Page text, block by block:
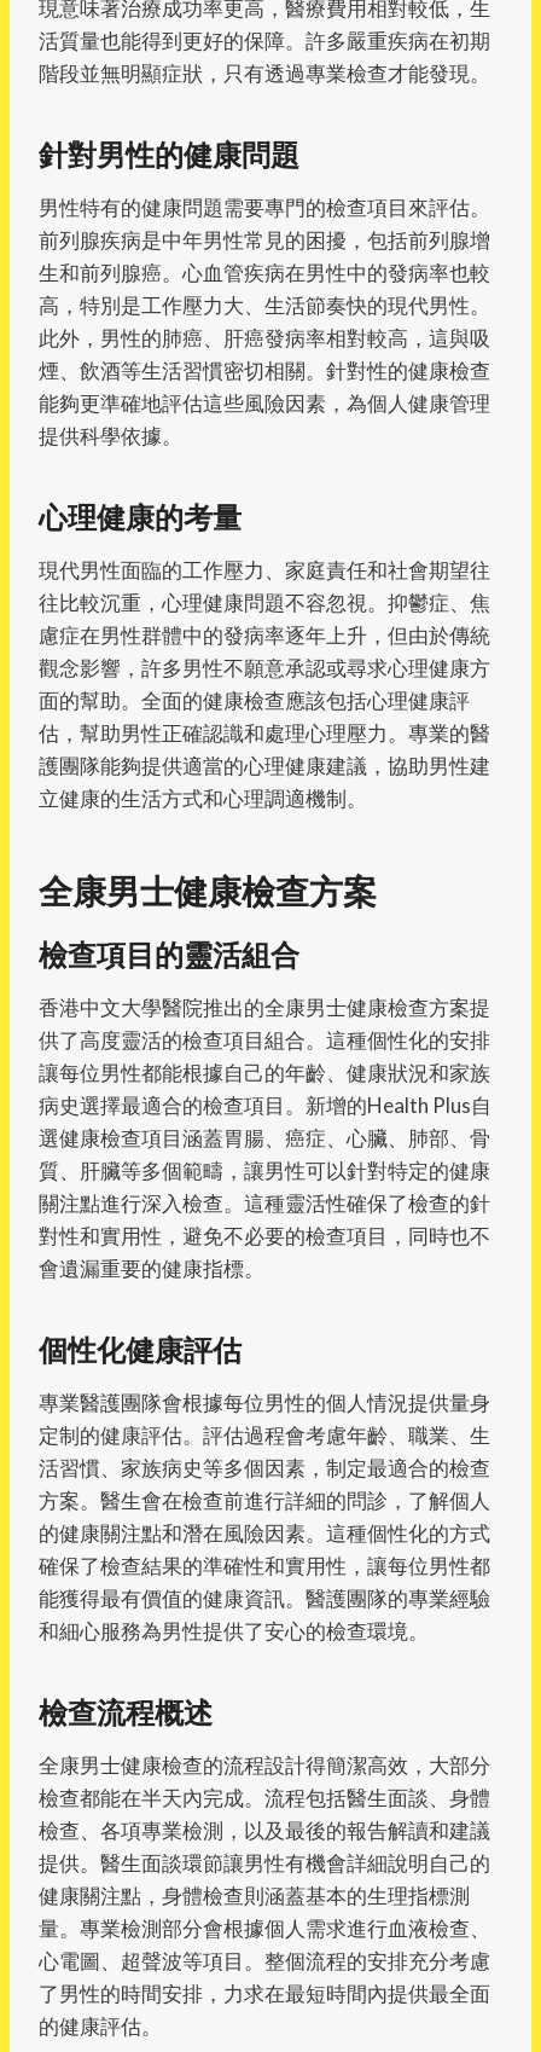
現意味著治療成功率更高，醫療費用相對較低，生
活質量也能得到更好的保障。許多嚴重疾病在初期
階段並無明顯症狀，只有透過專業檢查才能發現。
針對男性的健康問題
男性特有的健康問題需要專門的檢查項目來評估。
前列腺疾病是中年男性常見的困擾，包括前列腺增
生和前列腺癌。心血管疾病在男性中的發病率也較
高，特別是工作壓力大、生活節奏快的現代男性。
此外，男性的肺癌、肝癌發病率相對較高，這與吸
煙、飲酒等生活習慣密切相關。針對性的健康檢查
能夠更準確地評估這些風險因素，為個人健康管理
提供科學依據。
心理健康的考量
現代男性面臨的工作壓力、家庭責任和社會期望往
往比較沉重，心理健康問題不容忽視。抑鬱症、焦
慮症在男性群體中的發病率逐年上升，但由於傳統
觀念影響，許多男性不願意承認或尋求心理健康方
面的幫助。全面的健康檢查應該包括心理健康評
估，幫助男性正確認識和處理心理壓力。專業的醫
護團隊能夠提供適當的心理健康建議，協助男性建
立健康的生活方式和心理調適機制。
全康男士健康檢查方案
檢查項目的靈活組合
香港中文大學醫院推出的全康男士健康檢查方案提
供了高度靈活的檢查項目組合。這種個性化的安排
讓每位男性都能根據自己的年齡、健康狀況和家族
病史選擇最適合的檢查項目。新增的Health Plus自
選健康檢查項目涵蓋胃腸、癌症、心臟、肺部、骨
質、肝臟等多個範疇，讓男性可以針對特定的健康
關注點進行深入檢查。這種靈活性確保了檢查的針
對性和實用性，避免不必要的檢查項目，同時也不
會遺漏重要的健康指標。
個性化健康評估
專業醫護團隊會根據每位男性的個人情況提供量身
定制的健康評估。評估過程會考慮年齡、職業、生
活習慣、家族病史等多個因素，制定最適合的檢查
方案。醫生會在檢查前進行詳細的問診，了解個人
的健康關注點和潛在風險因素。這種個性化的方式
確保了檢查結果的準確性和實用性，讓每位男性都
能獲得最有價值的健康資訊。醫護團隊的專業經驗
和細心服務為男性提供了安心的檢查環境。
檢查流程概述
全康男士健康檢查的流程設計得簡潔高效，大部分
檢查都能在半天內完成。流程包括醫生面談、身體
檢查、各項專業檢測，以及最後的報告解讀和建議
提供。醫生面談環節讓男性有機會詳細說明自己的
健康關注點，身體檢查則涵蓋基本的生理指標測
量。專業檢測部分會根據個人需求進行血液檢查、
心電圖、超聲波等項目。整個流程的安排充分考慮
了男性的時間安排，力求在最短時間內提供最全面
的健康評估。